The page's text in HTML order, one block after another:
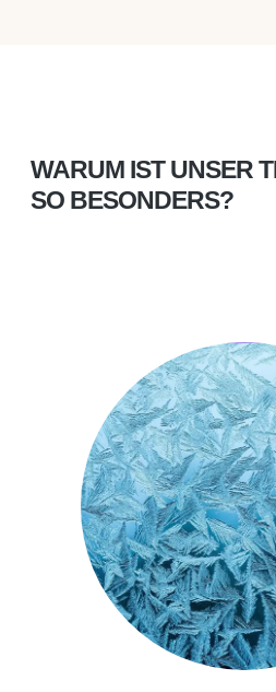
WARUM IST UNSER
SO BESONDERS?